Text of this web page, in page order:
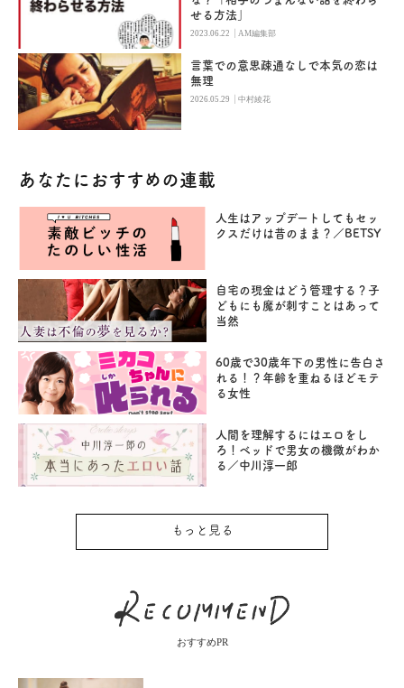
せる方法」
2023.06.22 | AM編集部
言葉での意思疎通なしで本気の恋は
無理
2026.05.29 |中村綾花
あなたにおすすめの連載
人生はアップデートしてもセッ
クスだけは昔のまま？／BETSY
自宅の現金はどう管理する？子
どもにも魔が刺すことはあって
当然
60歳で30歳年下の男性に告白さ
れる！？年齢を重ねるほどモテ
る女性
人間を理解するにはエロをし
ろ！ベッドで男女の機微がわか
る／中川淳一郎
もっと見る
おすすめPR